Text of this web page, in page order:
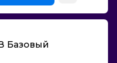
Базовый